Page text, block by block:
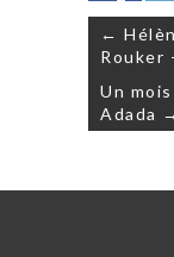
de
←
Rouker
Un
Adada →